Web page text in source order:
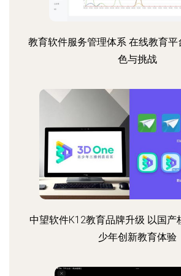
教育软件服务管理体系 在线教育平
色与挑战
中望软件K12教育品牌升级 以国产
少年创新教育体验